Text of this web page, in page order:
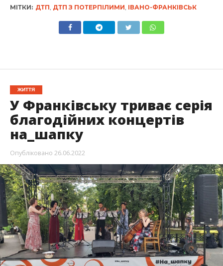
МІТКИ: ДТП ДТП З ПОТЕРПІЛИМИ ІВАНО-ФРАНКІВСЬК
ЖИТТЯ
У Франківську триває серія
благодійних концертів
на_шапку
Опубліковано 26.06.2022